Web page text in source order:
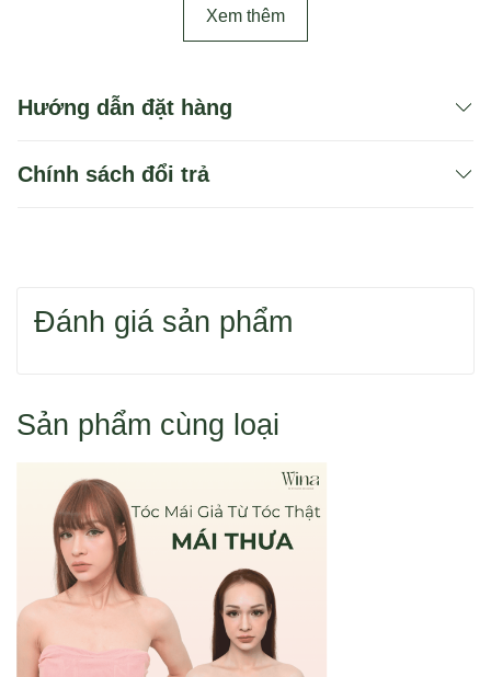
Xem thêm
Hướng dẫn đặt hàng
Hoặc bạn tìm sản phẩm theo danh mục.
Cách 1: Đặt hàng qua điện thoại 0916 110 833
Cách 2: Đặt hàng trực tuyến như sau:
Chính sách đổi trả
Đánh giá sản phẩm
Sản phẩm cùng loại